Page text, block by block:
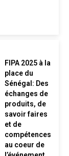
FIPA 2025 à la
place du
Sénégal: Des
échanges de
produits, de
savoir faires
et de
compétences
au coeur de